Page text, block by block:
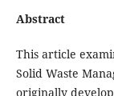
Abstract
This article
Solid Waste
originally